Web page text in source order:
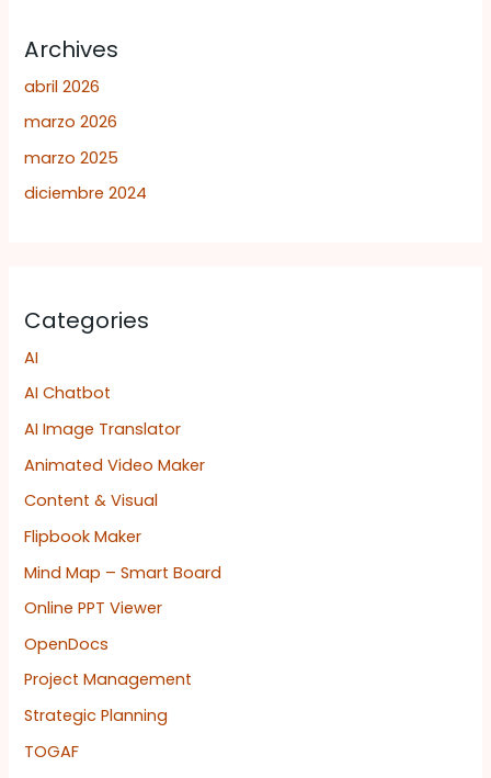
Archives
abril 2026
marzo 2026
marzo 2025
diciembre 2024
Categories
AI
AI Chatbot
AI Image Translator
Animated Video Maker
Content & Visual
Flipbook Maker
Mind Map – Smart Board
Online PPT Viewer
OpenDocs
Project Management
Strategic Planning
TOGAF